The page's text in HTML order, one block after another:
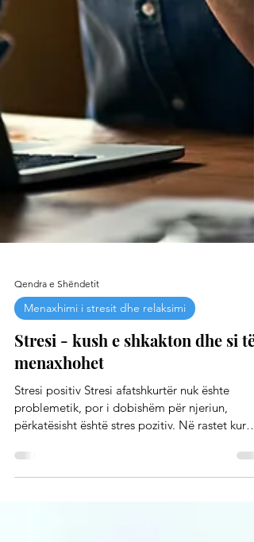
Qendra e Shëndetit
Menaxhimi i stresit dhe relaksimi
Stresi - kush e shkakton dhe si të
menaxhohet
Stresi positiv Stresi afatshkurtër nuk ështe
përkatësisht është stres pozitiv. Në rastet kur
në...